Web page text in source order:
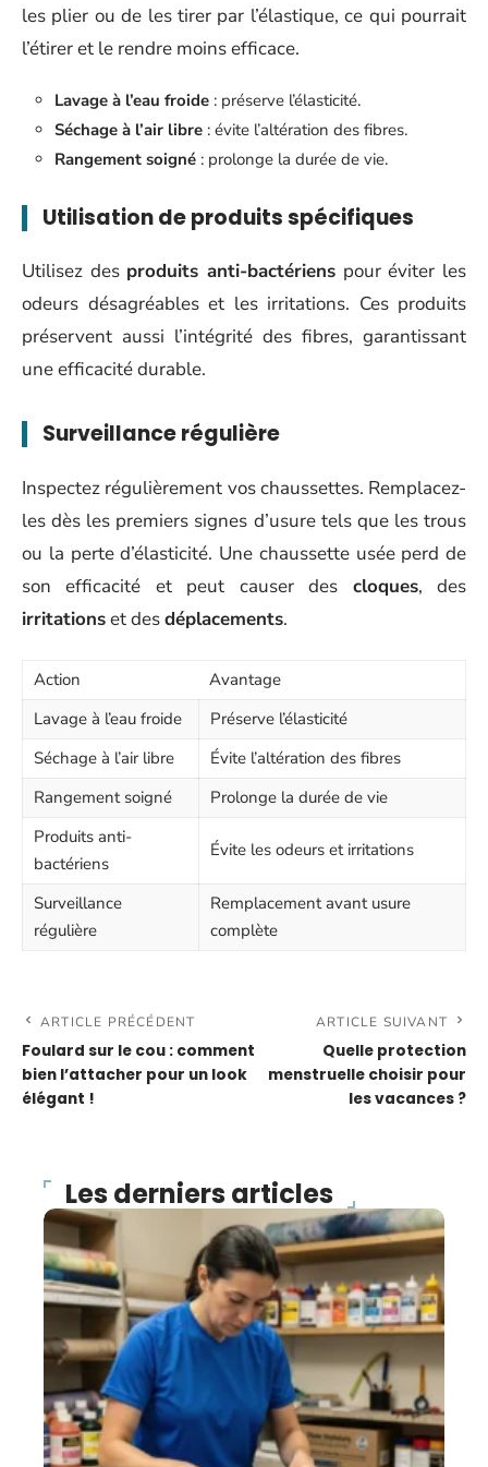
les plier ou de les tirer par l’élastique, ce qui pourrait
l’étirer et le rendre moins efficace.
Lavage à l’eau froide : préserve l’élasticité.
Séchage à l’air libre : évite l’altération des fibres.
Rangement soigné : prolonge la durée de vie.
Utilisation de produits spécifiques
Utilisez des produits anti-bactériens pour éviter les
odeurs désagréables et les irritations. Ces produits
préservent aussi l’intégrité des fibres, garantissant
une efficacité durable.
Surveillance régulière
Inspectez régulièrement vos chaussettes. Remplacez-
les dès les premiers signes d’usure tels que les trous
ou la perte d’élasticité. Une chaussette usée perd de
son efficacité et peut causer des cloques, des
irritationset desdéplacements.
Action
Avantage
Lavage à l’eau froide
Préserve l’élasticité
Séchage à l’air libre
Évite l’altération des fibres
Rangement soigné
Prolonge la durée de vie
Produits anti-
bactériens
Évite les odeurs et irritations
Surveillance
régulière
Remplacement avant usure
complète
ARTICLE PRÉCÉDENT
Foulard sur le cou : comment
bien l’attacher pour un look
élégant !
ARTICLE SUIVANT
Quelle protection
menstruelle choisir pour
les vacances ?
Les derniers articles